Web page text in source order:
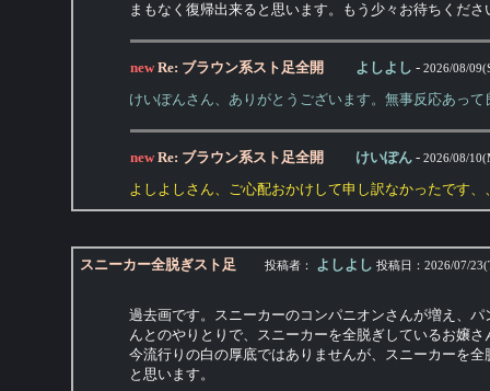
まもなく復帰出来ると思います。もう少々お待ちくださ
newRe: ブラウン系スト足全開 よしよし - 2026/08/
けいぽんさん、ありがとうございます。無事反応あって
newRe: ブラウン系スト足全開 けいぽん - 2026/08/
よしよしさん、ご心配おかけして申し訳なかったです
スニーカー全脱ぎスト足 投稿者： よしよし 投稿日： 2026/07/
過去画です。スニーカーのコンパニオンさんが増え、
んとのやりとりで、スニーカーを全脱ぎしているお嬢
今流行りの白の厚底ではありませんが、スニーカーを
と思います。